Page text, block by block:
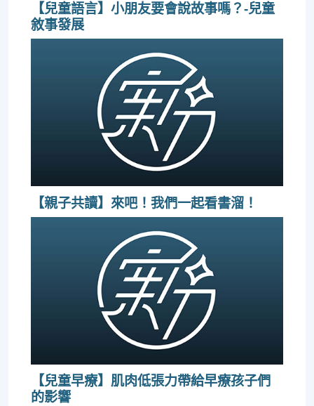
【兒童語言】小朋友要會說故事嗎？-兒童
敘事發展
【親子共讀】來吧！我們一起看書溜！
【兒童早療】肌肉低張力帶給早療孩子們
的影響